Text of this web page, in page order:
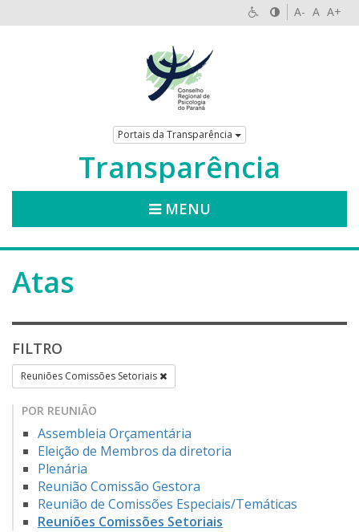
A- A A+
Portais da Transparência
Transparência
MENU
Atas
FILTRO
Reuniões Comissões Setoriais
POR REUNIÃO
Assembleia Orçamentária
Eleição de Membros da diretoria
Plenária
Reunião Comissão Gestora
Reunião de Comissões Especiais/Temáticas
Reuniões Comissões Setoriais